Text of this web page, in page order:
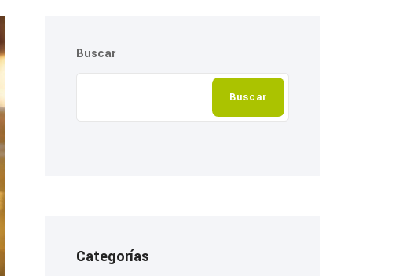
Buscar
Buscar
Categorías